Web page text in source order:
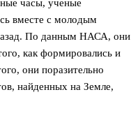
часы, ученые
вместе с молодым
По данным НАСА, они
как формировались и
они поразительно
найденных на Земле,